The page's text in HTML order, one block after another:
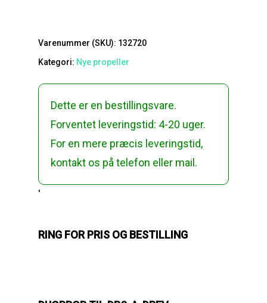
Varenummer (SKU): 132720
Kategori: Nye propeller
Dette er en bestillingsvare.
Forventet leveringstid: 4-20 uger.
For en mere præcis leveringstid,
kontakt os på telefon eller mail.
'
RING FOR PRIS OG BESTILLING